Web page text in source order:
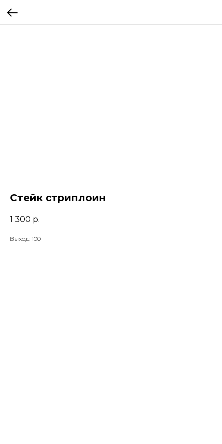
Стейк стриплоин
1 300 р.
Выход: 100